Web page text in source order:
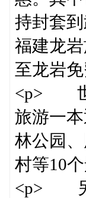
持封套
福建龙
至龙岩
<p> 世
旅游一
林公园
村等10
<p> 另